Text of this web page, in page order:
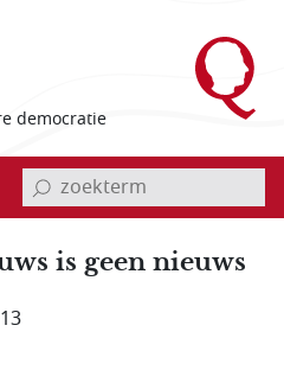
democratie
invoerveld zoekterm
is geen nieuws